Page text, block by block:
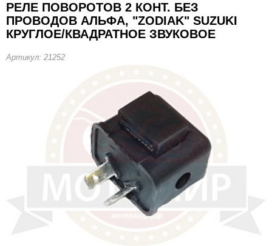
РЕЛЕ ПОВОРОТОВ 2 КОНТ. БЕЗ
ПРОВОДОВ АЛЬФА, "ZODIAK" SUZUKI
КРУГЛОЕ/КВАДРАТНОЕ ЗВУКОВОЕ
Артикул: 21252